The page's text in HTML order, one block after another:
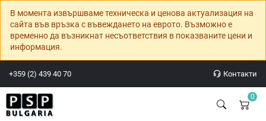
В момента извършваме техническа и ценова актуализация на
сайта във връзка с въвеждането на еврото. Възможно е
временно да възникнат несъответствия в показваните цени и
информация.
+359 (2) 439 40 70 Контакти
0